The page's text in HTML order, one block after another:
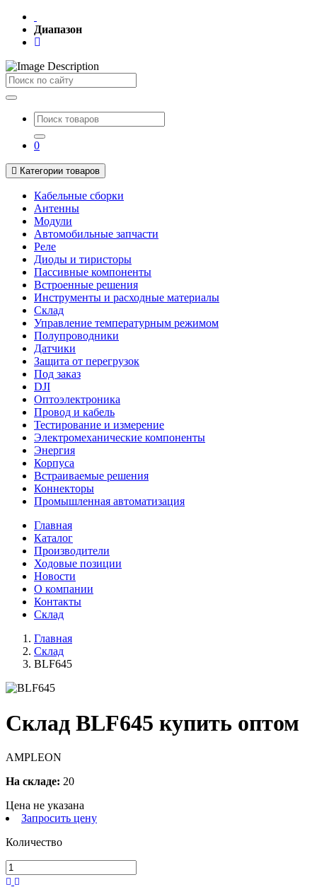
Диапазон
Поиск
0
Категории товаров
Кабельные сборки
Антенны
Модули
Автомобильные запчасти
Реле
Диоды и тиристоры
Пассивные компоненты
Встроенные решения
Инструменты и расходные материалы
Склад
Управление температурным режимом
Полупроводники
Датчики
Защита от перегрузок
Под заказ
DJI
Оптоэлектроника
Провод и кабель
Тестирование и измерение
Электромеханические компоненты
Энергия
Корпуса
Встраиваемые решения
Коннекторы
Промышленная автоматизация
Главная
Каталог
Производители
Ходовые позиции
Новости
О компании
Контакты
Склад
Главная
Склад
BLF645
Склад BLF645 купить оптом
AMPLEON
На складе: 20
Цена не указана
Запросить цену
Количество